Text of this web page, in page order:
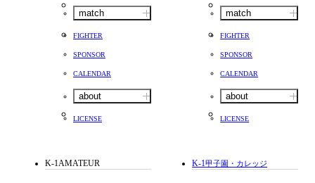
match
FIGHTER
SPONSOR
CALENDAR
about
LICENSE
match
FIGHTER
SPONSOR
CALENDAR
about
LICENSE
K-1AMATEUR K-1甲子園・カレッジ